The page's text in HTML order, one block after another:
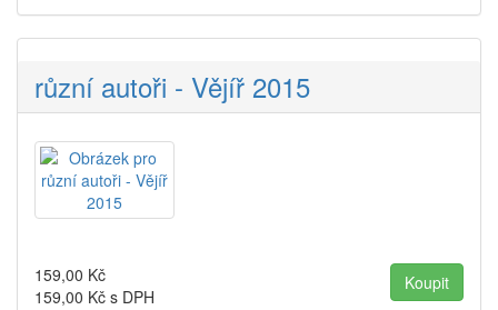
různí autoři - Vějíř 2015
159,00 Kč
159,00 Kč s DPH